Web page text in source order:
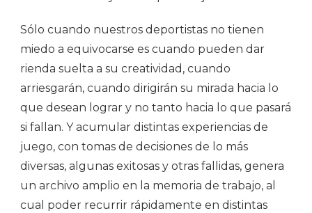
Sólo cuando nuestros deportistas no tienen
miedo a equivocarse es cuando pueden dar
rienda suelta a su creatividad, cuando
arriesgarán, cuando dirigirán su mirada hacia lo
que desean lograr y no tanto hacia lo que pasará
si fallan. Y acumular distintas experiencias de
juego, con tomas de decisiones de lo más
diversas, algunas exitosas y otras fallidas, genera
un archivo amplio en la memoria de trabajo, al
cual poder recurrir rápidamente en distintas